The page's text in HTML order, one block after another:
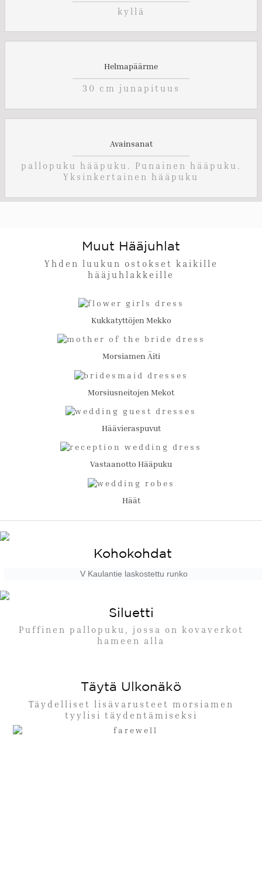
kyllä
Helmapäärme
30 cm junapituus
Avainsanat
pallopuku hääpuku. Punainen hääpuku.
Yksinkertainen hääpuku
Muut Hääjuhlat
Yhden luukun ostokset kaikille
hääjuhlakkeille
Kukkatyttöjen Mekko
Morsiamen Äiti
Morsiusneitojen Mekot
Häävieraspuvut
Vastaanotto Hääpuku
Häät
Kohokohdat
V Kaulantie laskostettu runko
Siluetti
Puffinen pallopuku, jossa on kovaverkot
hameen alla
Täytä Ulkonäkö
Täydelliset lisävarusteet morsiamen
tyylisi täydentämiseksi